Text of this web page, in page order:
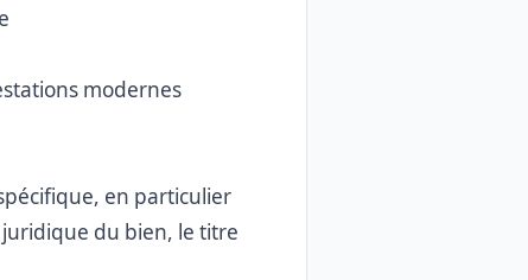
modernes
en particulier
du bien, le titre